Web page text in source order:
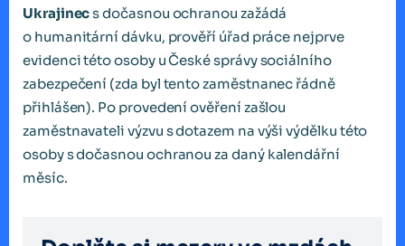
Ukrajinecs dočasnou ochranou zažádá
o humanitární dávku, prověří úřad práce nejprve
evidenci této osoby u České správy sociálního
zabezpečení (zda byl tento zaměstnanec řádně
přihlášen). Po provedení ověření zašlou
zaměstnavateli výzvu s dotazem na výši výdělku této
osoby s dočasnou ochranou za daný kalendářní
měsíc.